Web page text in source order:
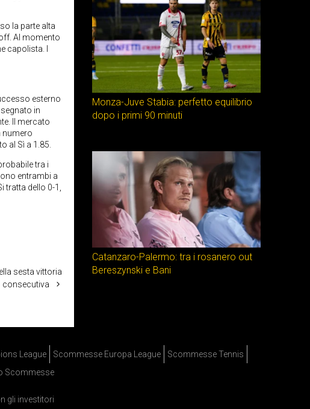
la parte alta
Al momento
capolista. I
esterno
in
Il mercato
numero
al Sì a 1.85.
tra i
entrambi a
dello 0-1,
sesta vittoria
consecutiva
Monza-Juve Stabia: perfetto equilibrio
dopo i primi 90 minuti
Catanzaro-Palermo: tra i rosanero out
Bereszynski e Bani
League Scommesse Europa League
Scommesse Tennis
Scommesse
gli investitori